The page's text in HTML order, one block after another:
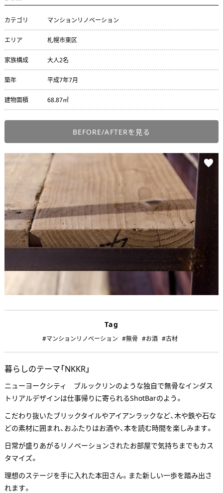
カテゴリ マンションリノベーション
エリア 札幌市東区
家族構成 大人2名
築年 平成7年7月
建物面積 68.87㎡
BEFORE/AFTERを見る
Tag
#マンションリノベーション #無骨 #お酒 #古材
暮らしのテーマ「NKKR」
ニューヨークシティ ブルックリンのような独自で無骨なインダス
トリアルデザインは仕事帰りに寄られるShotBarのよう。
こだわり抜いたブリックタイルやアイアンラックなど、木や鉄や石な
どの素材に囲まれ、おふたりはお酒や、本を読む時間を楽しみます。
日常が盛りあがるリノベーションされたお部屋で気持ちまでもカス
タマイズ。
理想のステージを手に入れた本田さん。また新しい一歩を踏み出さ
れます。